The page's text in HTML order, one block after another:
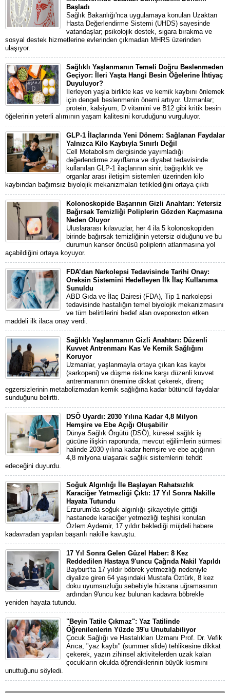
Başladı
Sağlık Bakanlığı'nca uygulamaya konulan Uzaktan
Hasta Değerlendirme Sistemi (UHDS) sayesinde
vatandaşlar; psikolojik destek, sigara bırakma ve
sosyal destek hizmetlerine evlerinden çıkmadan MHRS üzerinden
ulaşıyor.
Sağlıklı Yaşlanmanın Temeli Doğru Beslenmeden
Geçiyor: İleri Yaşta Hangi Besin Öğelerine İhtiyaç
Duyuluyor?
İlerleyen yaşla birlikte kas ve kemik kaybını önlemek
için dengeli beslenmenin önemi artıyor. Uzmanlar;
protein, kalsiyum, D vitamini ve B12 gibi kritik besin
öğelerinin yeterli alımının yaşam kalitesini koruduğunu vurguluyor.
GLP-1 İlaçlarında Yeni Dönem: Sağlanan Faydalar
Yalnızca Kilo Kaybıyla Sınırlı Değil
Cell Metabolism dergisinde yayımladığı
değerlendirme zayıflama ve diyabet tedavisinde
kullanılan GLP-1 ilaçlarının sinir, bağışıklık ve
organlar arası iletişim sistemleri üzerinden kilo
kaybından bağımsız biyolojik mekanizmaları tetiklediğini ortaya çıktı
Kolonoskopide Başarının Gizli Anahtarı: Yetersiz
Bağırsak Temizliği Poliplerin Gözden Kaçmasına
Neden Oluyor
Uluslararası kılavuzlar, her 4 ila 5 kolonoskopiden
birinde bağırsak temizliğinin yetersiz olduğunu ve bu
durumun kanser öncüsü poliplerin atlanmasına yol
açabildiğini ortaya koyuyor.
FDA’dan Narkolepsi Tedavisinde Tarihi Onay:
Oreksin Sistemini Hedefleyen İlk İlaç Kullanıma
Sunuldu
ABD Gıda ve İlaç Dairesi (FDA), Tip 1 narkolepsi
tedavisinde hastalığın temel biyolojik mekanizmasını
ve tüm belirtilerini hedef alan oveporexton etken
maddeli ilk ilaca onay verdi.
Sağlıklı Yaşlanmanın Gizli Anahtarı: Düzenli
Kuvvet Antrenmanı Kas Ve Kemik Sağlığını
Koruyor
Uzmanlar, yaşlanmayla ortaya çıkan kas kaybı
(sarkopeni) ve düşme riskine karşı düzenli kuvvet
antrenmanının önemine dikkat çekerek, direnç
egzersizlerinin metabolizmadan kemik sağlığına kadar bütüncül faydalar
sunduğunu belirtti.
DSÖ Uyardı: 2030 Yılına Kadar 4,8 Milyon
Hemşire ve Ebe Açığı Oluşabilir
Dünya Sağlık Örgütü (DSÖ), küresel sağlık iş
gücüne ilişkin raporunda, mevcut eğilimlerin sürmesi
halinde 2030 yılına kadar hemşire ve ebe açığının
4,8 milyona ulaşarak sağlık sistemlerini tehdit
edeceğini duyurdu.
Soğuk Algınlığı İle Başlayan Rahatsızlık
Karaciğer Yetmezliği Çıktı: 17 Yıl Sonra Nakille
Hayata Tutundu
Erzurum'da soğuk algınlığı şikayetiyle gittiği
hastanede karaciğer yetmezliği teşhisi konulan
Özlem Aydemir, 17 yıldır beklediği müjdeli habere
kadavradan yapılan başarılı nakille kavuştu.
17 Yıl Sonra Gelen Güzel Haber: 8 Kez
Reddedilen Hastaya 9'uncu Çağrıda Nakil Yapıldı
Bayburt'ta 17 yıldır böbrek yetmezliği nedeniyle
diyalize giren 64 yaşındaki Mustafa Öztürk, 8 kez
doku uyumsuzluğu sebebiyle hüsrana uğramasının
ardından 9'uncu kez bulunan kadavra böbrekle
yeniden hayata tutundu.
"Beyin Tatile Çıkmaz": Yaz Tatilinde
Öğrenilenlerin Yüzde 39'u Unutulabiliyor
Çocuk Sağlığı ve Hastalıkları Uzmanı Prof. Dr. Vefik
Arıca, "yaz kaybı" (summer slide) tehlikesine dikkat
çekerek, yazın zihinsel aktivitelerden uzak kalan
çocukların okulda öğrendiklerinin büyük kısmını
unuttuğunu söyledi.